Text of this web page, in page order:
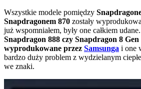
Wszystkie modele pomiędzy
Snapdragonem 870 zostały
już wspomniałem, były one całkiem
Snapdragon 888 czy Snapdragon 8 Gen
wyprodukowane przez Samsunga i one
bardzo duży problem z wydzielanym
we znaki.